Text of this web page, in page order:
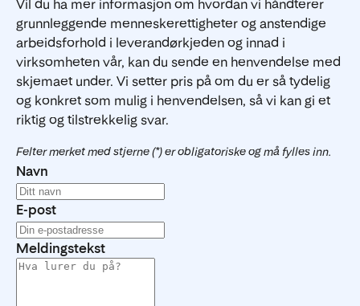
Vil du ha mer informasjon om hvordan vi håndterer
grunnleggende menneskerettigheter og anstendige
arbeidsforhold i leverandørkjeden og innad i
virksomheten vår, kan du sende en henvendelse med
skjemaet under. Vi setter pris på om du er så tydelig
og konkret som mulig i henvendelsen, så vi kan gi et
riktig og tilstrekkelig svar.
Felter merket med stjerne (*) er obligatoriske og må fylles inn.
Navn
E-post
Meldingstekst